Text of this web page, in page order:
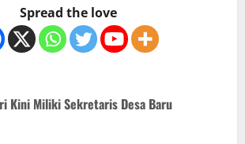
Spread the love
Kini Miliki Sekretaris Desa Baru